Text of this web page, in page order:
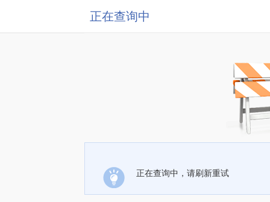
正在查询中
正在查询中，请刷新重试